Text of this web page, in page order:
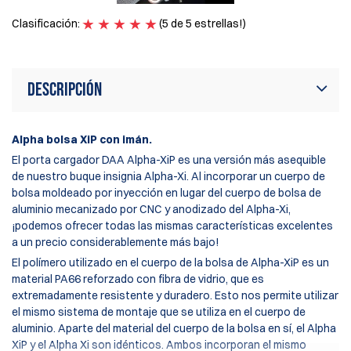
Clasificación: (5 de 5 estrellas!)
Descripción
Alpha bolsa XiP con imán.
El porta cargador DAA Alpha-XiP es una versión más asequible
de nuestro buque insignia Alpha-Xi. Al incorporar un cuerpo de
bolsa moldeado por inyección en lugar del cuerpo de bolsa de
aluminio mecanizado por CNC y anodizado del Alpha-Xi,
¡podemos ofrecer todas las mismas características excelentes
a un precio considerablemente más bajo!
El polímero utilizado en el cuerpo de la bolsa de Alpha-XiP es un
material PA66 reforzado con fibra de vidrio, que es
extremadamente resistente y duradero. Esto nos permite utilizar
el mismo sistema de montaje que se utiliza en el cuerpo de
aluminio. Aparte del material del cuerpo de la bolsa en sí, el Alpha
XiP y el Alpha Xi son idénticos. Ambos incorporan el mismo